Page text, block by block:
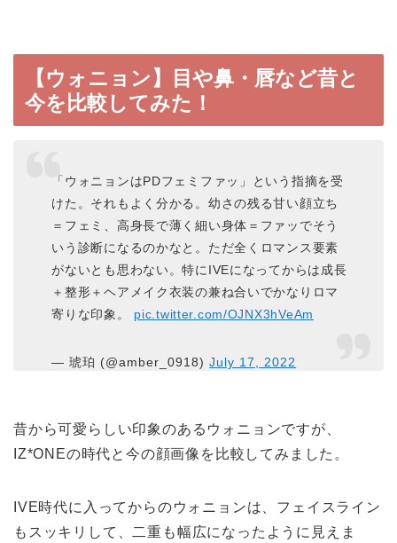
【ウォニョン】目や鼻・唇など昔と
今を比較してみた！
「ウォニョンはPDフェミファッ」という指摘を受
けた。それもよく分かる。幼さの残る甘い顔立ち
＝フェミ、高身長で薄く細い身体＝ファッでそう
いう診断になるのかなと。ただ全くロマンス要素
がないとも思わない。特にIVEになってからは成長
＋整形＋ヘアメイク衣装の兼ね合いでかなりロマ
寄りな印象。 pic.twitter.com/OJNX3hVeAm
— 琥珀 (@amber_0918)July 17, 2022
昔から可愛らしい印象のあるウォニョンですが、
IZ*ONEの時代と今の顔画像を比較してみました。
IVE時代に入ってからのウォニョンは、フェイスライン
もスッキリして、二重も幅広になったように見えま